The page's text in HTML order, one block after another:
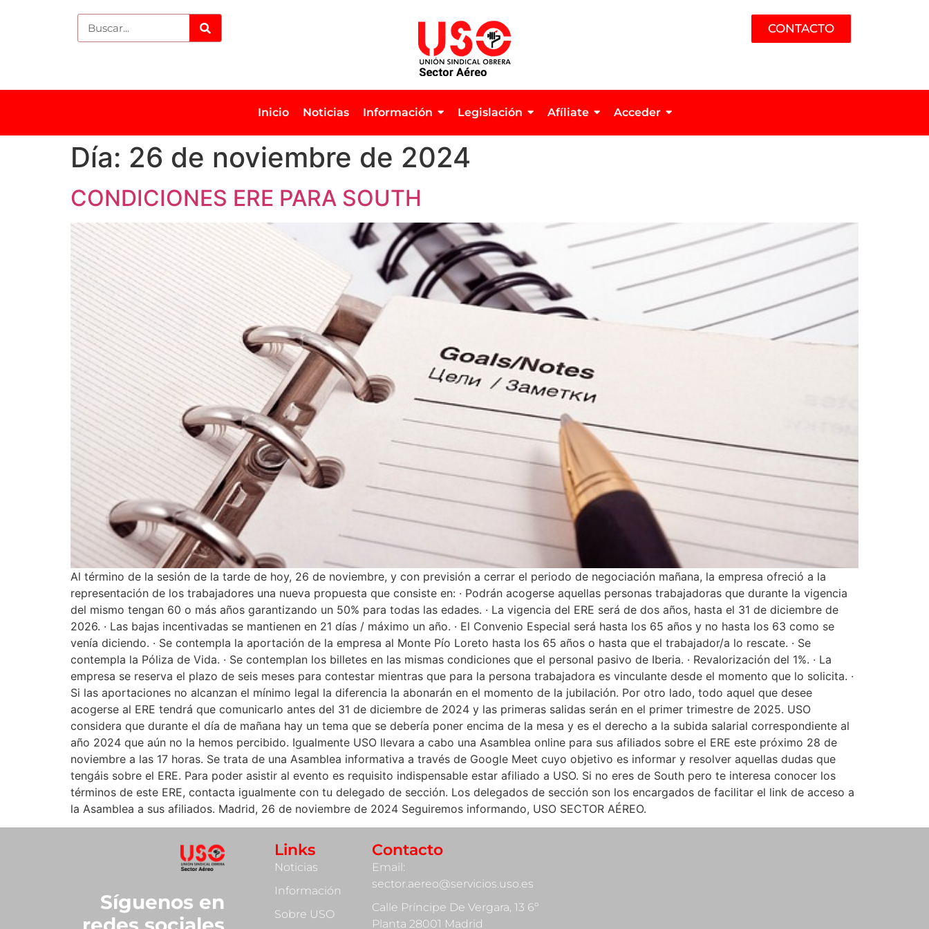
CONTACTO
Inicio Noticias Información Legislación Afíliate Acceder
Día: 26 de noviembre de 2024
CONDICIONES ERE PARA SOUTH
Al término de la sesión de la tarde de hoy, 26 de noviembre, y con previsión a cerrar el periodo de negociación mañana, la empresa ofreció a la
representación de los trabajadores una nueva propuesta que consiste en: · Podrán acogerse aquellas personas trabajadoras que durante la vigencia
del mismo tengan 60 o más años garantizando un 50% para todas las edades. · La vigencia del ERE será de dos años, hasta el 31 de diciembre de
2026. · Las bajas incentivadas se mantienen en 21 días / máximo un año. · El Convenio Especial será hasta los 65 años y no hasta los 63 como se
venía diciendo. · Se contempla la aportación de la empresa al Monte Pío Loreto hasta los 65 años o hasta que el trabajador/a lo rescate. · Se
contempla la Póliza de Vida. · Se contemplan los billetes en las mismas condiciones que el personal pasivo de Iberia. · Revalorización del 1%. · La
empresa se reserva el plazo de seis meses para contestar mientras que para la persona trabajadora es vinculante desde el momento que lo solicita. ·
Si las aportaciones no alcanzan el mínimo legal la diferencia la abonarán en el momento de la jubilación. Por otro lado, todo aquel que desee
acogerse al ERE tendrá que comunicarlo antes del 31 de diciembre de 2024 y las primeras salidas serán en el primer trimestre de 2025. USO
considera que durante el día de mañana hay un tema que se debería poner encima de la mesa y es el derecho a la subida salarial correspondiente al
año 2024 que aún no la hemos percibido. Igualmente USO llevara a cabo una Asamblea online para sus afiliados sobre el ERE este próximo 28 de
noviembre a las 17 horas. Se trata de una Asamblea informativa a través de Google Meet cuyo objetivo es informar y resolver aquellas dudas que
tengáis sobre el ERE. Para poder asistir al evento es requisito indispensable estar afiliado a USO. Si no eres de South pero te interesa conocer los
términos de este ERE, contacta igualmente con tu delegado de sección. Los delegados de sección son los encargados de facilitar el link de acceso a
la Asamblea a sus afiliados. Madrid, 26 de noviembre de 2024 Seguiremos informando, USO SECTOR AÉREO.
Síguenos en
Links
Noticias
Información
Sobre USO
Contacto
Email:
sector.aereo@servicios.uso.es
Calle Príncipe De Vergara, 13 6º
Planta 28001 Madrid